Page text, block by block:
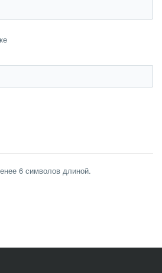
6 символов длиной.